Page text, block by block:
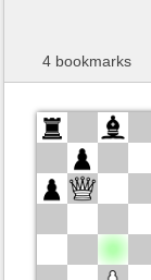
4 bookmarks